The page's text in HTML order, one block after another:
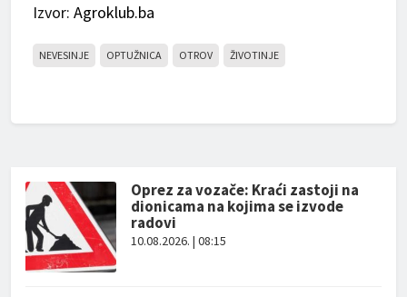
Izvor: Agroklub.ba
NEVESINJE OPTUŽNICA OTROV ŽIVOTINJE
Oprez za vozače: Kraći zastoji na
dionicama na kojima se izvode
radovi
10.08.2026. | 08:15